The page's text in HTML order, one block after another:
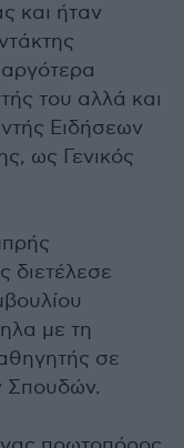
και ήταν
του αλλά και
Ειδήσεων
ως Γενικός
διετέλεσε
με τη
σε
Σπουδών.